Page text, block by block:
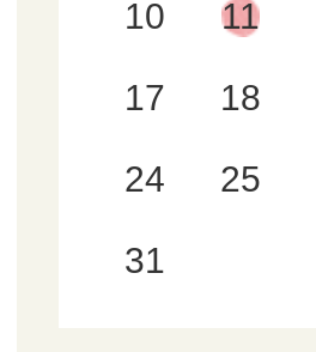
10 11
17 18
24 25
31